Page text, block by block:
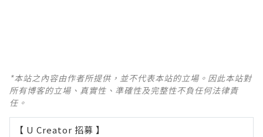
*本站之內容由作者所提供，並不代表本站的立場。因此本站對
所有博客的立場、真實性、準確性及完整性不負任何法律責
任。
【 U Creator 招募 】